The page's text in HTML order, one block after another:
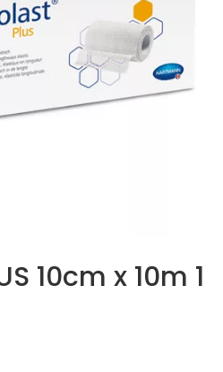
10cm x 10m 1